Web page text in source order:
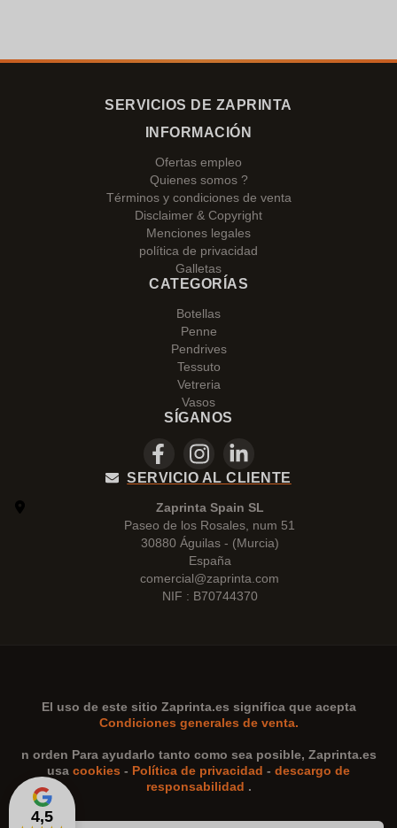
4,5
SERVICIOS DE ZAPRINTA
INFORMACIÓN
Ofertas empleo
Quienes somos ?
Términos y condiciones de venta
Disclaimer & Copyright
Menciones legales
política de privacidad
Galletas
CATEGORÍAS
Botellas
Penne
Pendrives
Tessuto
Vetreria
Vasos
SÍGANOS
SERVICIO AL CLIENTE
Zaprinta Spain SL
Paseo de los Rosales, num 51
30880 Águilas - (Murcia)
España
comercial@zaprinta.com
NIF : B70744370
El uso de este sitio Zaprinta.es significa que acepta
Condiciones generales de venta.
n orden Para ayudarlo tanto como sea posible, Zaprinta.es
usa cookies - Política de privacidad - descargo de
responsabilidad .